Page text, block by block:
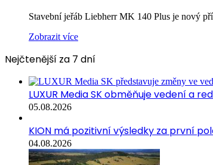
Stavební jeřáb Liebherr MK 140 Plus je nový
Zobrazit více
Nejčtenější za 7 dní
LUXUR Media SK obměňuje vedení a
05.08.2026
KION má pozitivní výsledky za první
04.08.2026